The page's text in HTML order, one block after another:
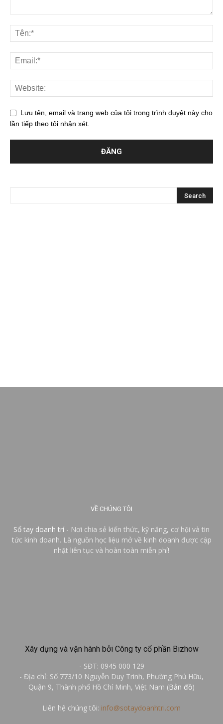
Lưu tên, email và trang web của tôi trong trình duyệt này cho
lần tiếp theo tôi nhận xét.
VỀ CHÚNG TÔI
Sổ tay doanh trí - Nơi chia sẻ kiến thức, kỹ năng, cơ hội và tin
tức kinh doanh. Là nguồn học liệu mở về kinh doanh được cập
nhật liên tục và hoàn toàn miễn phí!
Xây dựng và vận hành bởi Công ty cổ phần Bizhow
- SĐT: 0945 000 129
- Địa chỉ: Số 773/10 Nguyễn Duy Trinh, Phường Phú Hữu,
Quận 9, Thành phố Hồ Chí Minh, Việt Nam (Bản đồ)
Liên hệ chúng tôi: info@sotaydoanhtri.com